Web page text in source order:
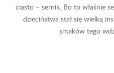
ciasto – sernik. Bo to właśnie
dzieciństwa stał się wielką
smaków tego